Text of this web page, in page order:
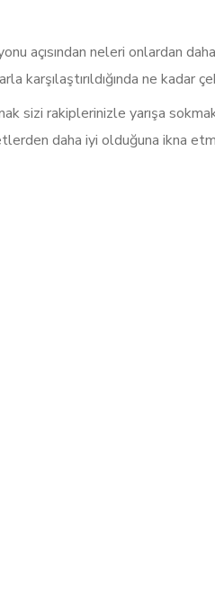
açısından neleri onlardan
karşılaştırıldığında ne kadar
sizi rakiplerinizle yarışa
daha iyi olduğuna ikna